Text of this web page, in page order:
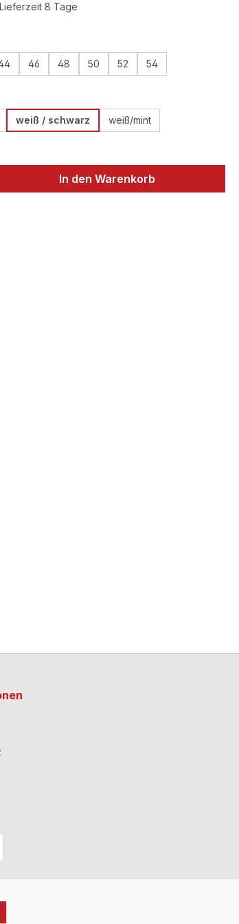
8 Tage
46 48 50 52 54
weiß / schwarz
weiß/mint
den gewünschten Wert
In den Warenkorb